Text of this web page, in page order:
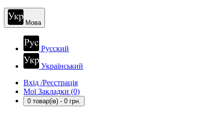
Мова
Русский
Український
Вхід /Реєстрація
Мої Закладки (0)
0 товар(ів) - 0 грн.